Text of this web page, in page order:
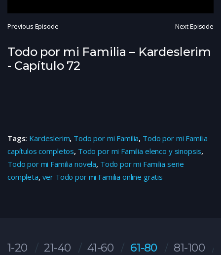
Previous Episode Next Episode
Todo por mi Familia – Kardeslerim
- Capítulo 72
Tags: Kardeslerim, Todo por mi Familia, Todo por mi Familia
capítulos completos, Todo por mi Familia elenco y sinopsis,
Todo por mi Familia novela, Todo por mi Familia serie
completa, ver Todo por mi Familia online gratis
1-20 21-40 41-60 61-80 81-100